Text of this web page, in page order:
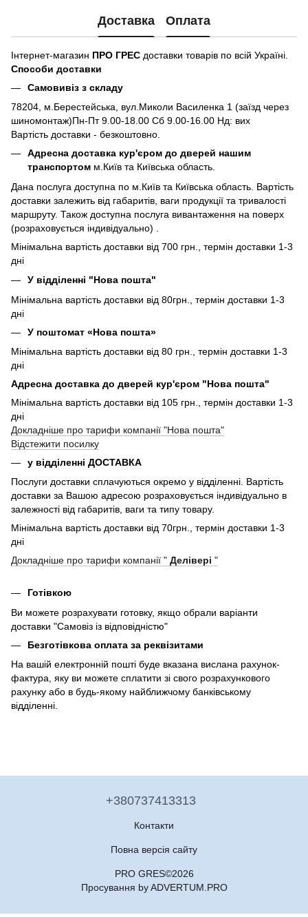
Доставка Оплата
Інтернет-магазин ПРО ГРЕС доставки товарів по всій Україні.
Способи доставки
Самовивіз з складу
78204, м.Берестейська, вул.Миколи Василенка 1 (заїзд через
шиномонтаж)Пн-Пт 9.00-18.00 Сб 9.00-16.00 Нд: вих
Вартість доставки - безкоштовно.
Адресна доставка кур'єром до дверей нашим
транспортом м.Київ та Київська область.
Дана послуга доступна по м.Київ та Київська область. Вартість
доставки залежить від габаритів, ваги продукції та тривалості
маршруту. Також доступна послуга вивантаження на поверх
(розраховується індивідуально) .
Мінімальна вартість доставки від 700 грн., термін доставки 1-3
дні
У відділенні "Нова пошта"
Мінімальна вартість доставки від 80грн., термін доставки 1-3
дні
У поштомат «Нова пошта»
Мінімальна вартість доставки від 80 грн., термін доставки 1-3
дні
Адресна доставка до дверей кур'єром "Нова пошта"
Мінімальна вартість доставки від 105 грн., термін доставки 1-3
дні
Докладніше про тарифи компанії "Нова пошта"
Відстежити посилку
у відділенні ДОСТАВКА
Послуги доставки сплачуються окремо у відділенні. Вартість
доставки за Вашою адресою розраховується індивідуально в
залежності від габаритів, ваги та типу товару.
Мінімальна вартість доставки від 70грн., термін доставки 1-3
дні
Докладніше про тарифи компанії " Делівері "
Готівкою
Ви можете розрахувати готовку, якщо обрали варіанти
доставки "Самовіз із відповідністю"
Безготівкова оплата за реквізитами
На вашій електронній пошті буде вказана вислана рахунок-
фактура, яку ви можете сплатити зі свого розрахункового
рахунку або в будь-якому найближчому банківському
відділенні.
+380737413313
Контакти
Повна версія сайту
PRO GRES©2026
Просування by ADVERTUM.PRO